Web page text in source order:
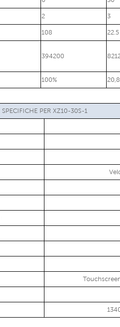
2 3
108 22.5
394200
100%
SPECIFICHE PER XZ10-30S-1